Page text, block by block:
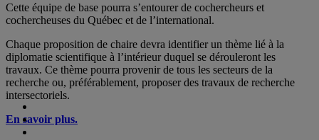
Cette équipe de base pourra s’entourer de cochercheurs et
cochercheuses du Québec et de l’international.
Chaque proposition de chaire devra identifier un thème lié à la
diplomatie scientifique à l’intérieur duquel se dérouleront les
travaux. Ce thème pourra provenir de tous les secteurs de la
recherche ou, préférablement, proposer des travaux de recherche
intersectoriels.
En savoir plus.